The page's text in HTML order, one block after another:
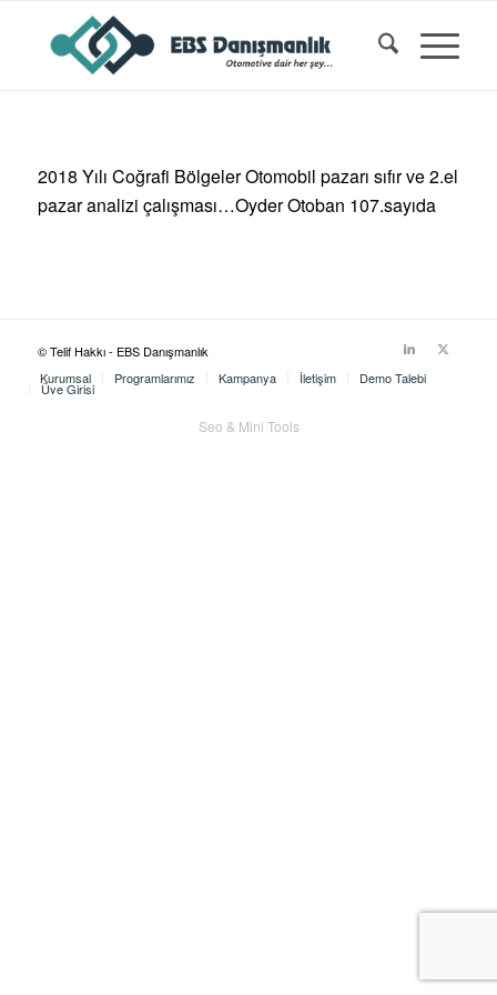
2018 Yılı Coğrafi Bölgeler Otomobil pazarı sıfır ve 2.el
pazar analizi çalışması…Oyder Otoban 107.sayıda
© Telif Hakkı - EBS Danışmanlık
Kurumsal
Programlarımız Kampanya İletişim Demo Talebi
Üye Girişi
Seo & Mini Tools